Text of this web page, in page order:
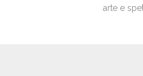
arte e